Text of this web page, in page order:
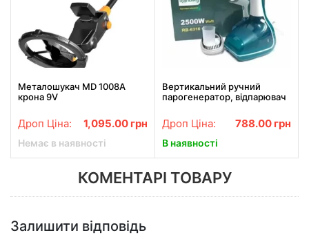
Металошукач MD 1008А
крона 9V
Дроп Ціна: 1,095.00 грн
Немає в наявності
Вертикальний ручний
парогенератор, відпарювач
Дроп Ціна: 788.00 грн
В наявності
КОМЕНТАРІ ТОВАРУ
Залишити відповідь